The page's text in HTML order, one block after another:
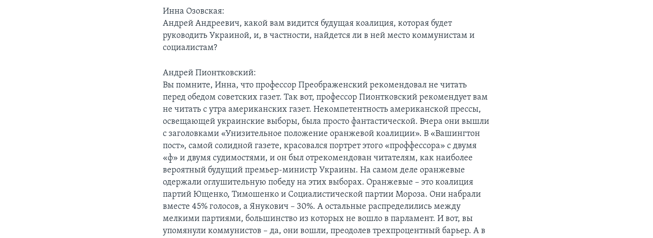
Инна Озовская:
Андрей Андреевич, какой вам видится будущая коалиция, которая будет
руководить Украиной, и, в частности, найдется ли в ней место коммунистам и
социалистам?
Андрей Пионтковский:
Вы помните, Инна, что профессор Преображенский рекомендовал не читать
перед обедом советских газет. Так вот, профессор Пионтковский рекомендует вам
не читать с утра американских газет. Некомпетентность американской прессы,
освещающей украинские выборы, была просто фантастической. Вчера они вышли
с заголовками «Унизительное положение оранжевой коалиции». В «Вашингтон
пост», самой солидной газете, красовался портрет этого «проффессора» с двумя
«ф» и двумя судимостями, и он был отрекомендован читателям, как наиболее
вероятный будущий премьер-министр Украины. На самом деле оранжевые
одержали оглушительную победу на этих выборах. Оранжевые – это коалиция
партий Ющенко, Тимошенко и Социалистической партии Мороза. Они набрали
вместе 45% голосов, а Янукович – 30%. А остальные распределились между
мелкими партиями, большинство из которых не вошло в парламент. И вот, вы
упомянули коммунистов – да, они вошли, преодолев трехпроцентный барьер. А в